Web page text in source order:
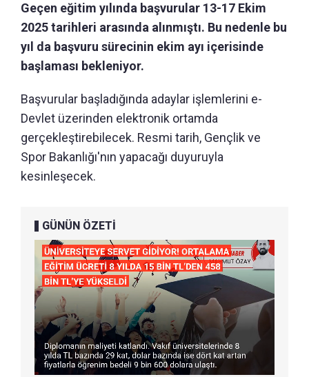
Geçen eğitim yılında başvurular 13-17 Ekim
2025 tarihleri arasında alınmıştı. Bu nedenle bu
yıl da başvuru sürecinin ekim ayı içerisinde
başlaması bekleniyor.
Başvurular başladığında adaylar işlemlerini e-
Devlet üzerinden elektronik ortamda
gerçekleştirebilecek. Resmi tarih, Gençlik ve
Spor Bakanlığı'nın yapacağı duyuruyla
kesinleşecek.
GÜNÜN ÖZETİ